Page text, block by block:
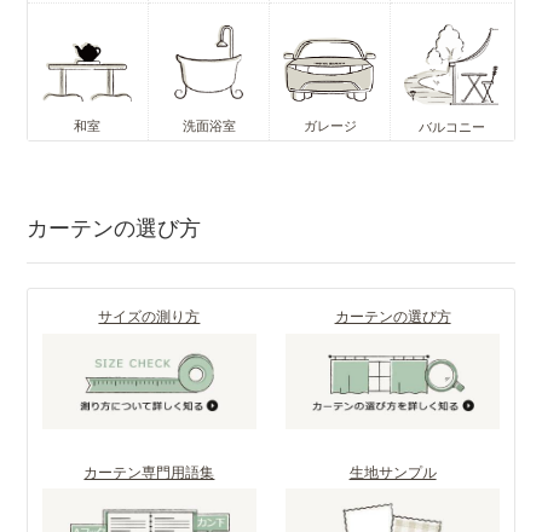
和室 洗面浴室 ガレージ バルコニー
カーテンの選び方
サイズの測り方 カーテンの選び方
カーテン専門用語集 生地サンプル